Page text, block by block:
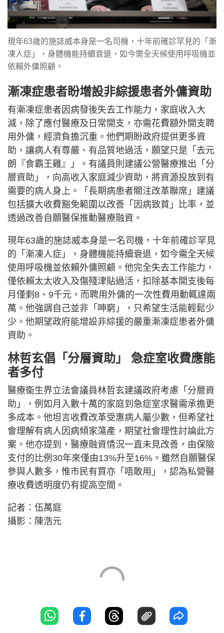
現年63歲的施誌威本身是一名司機，十年前確診罕見的「漸
凍人症」，身體機能持續衰退，如今需全天候使用呼吸機並
依賴外傭照顧。
漸凍症患者盼增設非綜援患者外傭資助
有漸凍症患者因病發後失去工作能力，家庭收入大
減，除了應付醫療及日常開支，亦需花費額外開支聘
用外傭，經濟負擔沉重。他們期盼政府提供更多資
助，讓病人有尊嚴、有品質地過活，願望只是「去元
朗『食霸王雞』」。有議員則建議公營醫療推出「分
層資助」，向高收入家庭減少資助，將資源投放到有
需要的病人身上。「長期病患者關注改革聯席」建議
包括擴大收費豁免範圍以改善「因病致貧」比率，並
透過改善自願醫保推動醫療融資。
現年63歲的施誌威本身是一名司機，十年前確診罕見
的「漸凍人症」，身體機能持續衰退，如今需全天候
使用呼吸機並依賴外傭照顧。他完全失去工作能力，
僅依賴太太收入及傷殘津貼過活，扣除基本開支後每
月僅剩8、9千元，而聘用外傭的一次性費用動輒達兩
萬。他強調自己並非「呻窮」，只希望生活能輕鬆少
少。他期望政府能增設非綜援的嚴重漸凍症患者外傭
資助。
林哲玄倡「分層資助」 急症室收費應能
者多付
醫療衞生界立法會議員林哲玄建議政府考慮「分層資
助」，例如月入數十萬的家庭到急症室求醫需承擔更
多成本。他坦言收費改革受惠病人屬少數，但希望社
會理解有病人因病傾家蕩產，期望社會理性討論此方
案。他亦提到，醫療融資情況一直未見改善，由保險
支付的比例30年來僅由13%升至16%。雖然自願醫保
參與人數多，惟市民有買亦「唔敢用」，認為私營醫
療收費透明度仍有提高空間。
記者：伍萬庭
攝影：陳浩元